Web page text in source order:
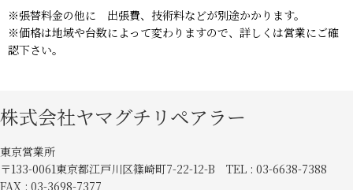
※張替料金の他に 出張費、技術料などが別途かかります。
※価格は地域や台数によって変わりますので、詳しくは営業にご確
認下さい。
株式会社ヤマグチリペアラー
東京営業所
〒133-0061東京都江戸川区篠崎町7-22-12-B TEL : 03-6638-7388
FAX : 03-3698-7377